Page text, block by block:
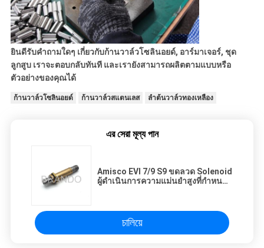
ยินดีรับคำถามใดๆ เกี่ยวกับก้านวาล์วโซลินอยด์, อาร์มาเจอร์, ชุด
ลูกสูบ เราจะตอบกลับทันที และเรายังสามารถผลิตตามแบบหรือ
ตัวอย่างของคุณได้
ก้านวาล์วโซลินอยด์ ก้านวาล์วสแตนเลส ลำต้นวาล์วทองเหลือง
এর সেরা মূল্য পান
Amisco EVI 7/9 S9 ขดลวด Solenoid
ผู้ดำเนินการความแม่นยำสูงที่กำหนด
চালিয়ে